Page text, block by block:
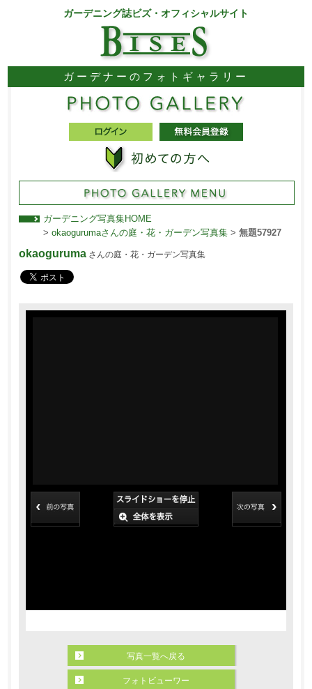
ガーデニング誌ビズ・オフィシャルサイト
ガーデナーのフォトギャラリー
ガーデニング写真集HOME
> okaogurumaさんの庭・花・ガーデン写真集> 無題57927
okaogurumaさんの庭・花・ガーデン写真集
写真一覧へ戻る
フォトビューワー